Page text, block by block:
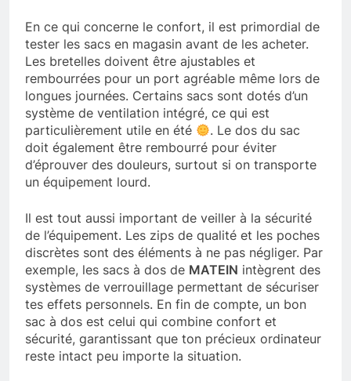
En ce qui concerne le confort, il est primordial de
tester les sacs en magasin avant de les acheter.
Les bretelles doivent être ajustables et
rembourrées pour un port agréable même lors de
longues journées. Certains sacs sont dotés d’un
système de ventilation intégré, ce qui est
particulièrement utile en été
. Le dos du sac
doit également être rembourré pour éviter
d’éprouver des douleurs, surtout si on transporte
un équipement lourd.
Il est tout aussi important de veiller à la sécurité
de l’équipement. Les zips de qualité et les poches
discrètes sont des éléments à ne pas négliger. Par
exemple, les sacs à dos de MATEIN intègrent des
systèmes de verrouillage permettant de sécuriser
tes effets personnels. En fin de compte, un bon
sac à dos est celui qui combine confort et
sécurité, garantissant que ton précieux ordinateur
reste intact peu importe la situation.